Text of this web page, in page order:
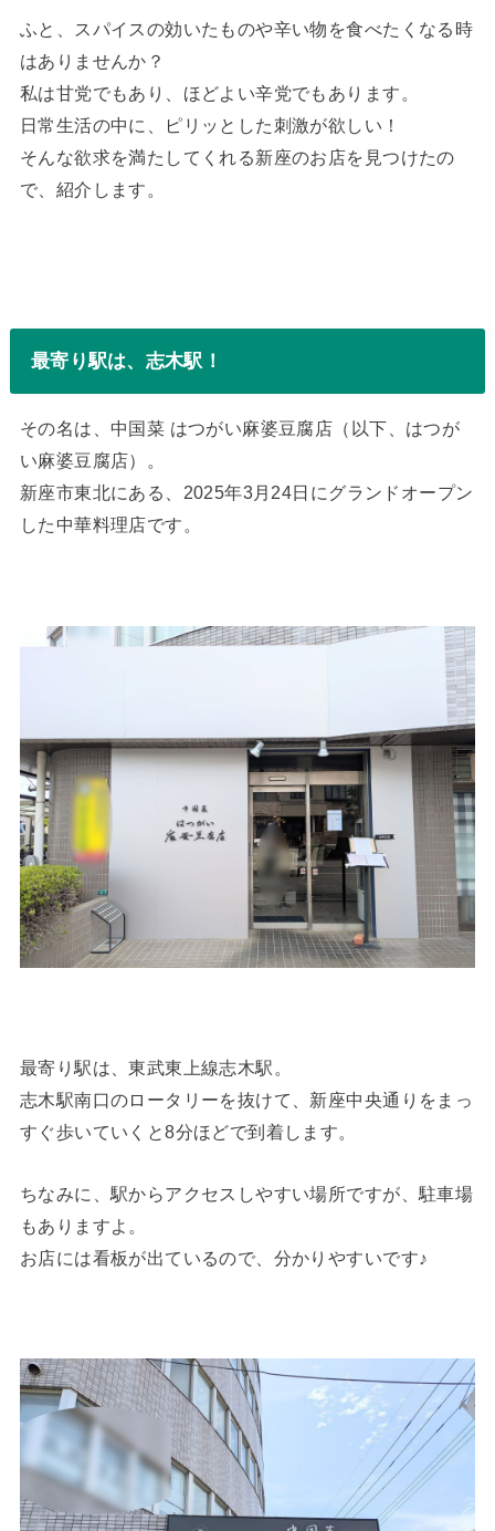
ふと、スパイスの効いたものや辛い物を食べたくなる時
はありませんか？
私は甘党でもあり、ほどよい辛党でもあります。
日常生活の中に、ピリッとした刺激が欲しい！
そんな欲求を満たしてくれる新座のお店を見つけたの
で、紹介します。
最寄り駅は、志木駅！
その名は、中国菜 はつがい麻婆豆腐店（以下、はつが
い麻婆豆腐店）。
新座市東北にある、2025年3月24日にグランドオープン
した中華料理店です。
最寄り駅は、東武東上線志木駅。
志木駅南口のロータリーを抜けて、新座中央通りをまっ
すぐ歩いていくと8分ほどで到着します。
ちなみに、駅からアクセスしやすい場所ですが、駐車場
もありますよ。
お店には看板が出ているので、分かりやすいです♪